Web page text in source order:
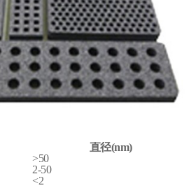
直径(nm)
>50
2-50
<2